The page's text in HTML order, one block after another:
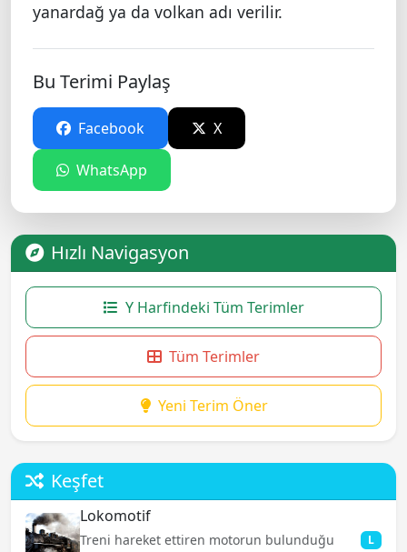
yanardağ ya da volkan adı verilir.
Bu Terimi Paylaş
Facebook X
WhatsApp
Hızlı Navigasyon
Y Harfindeki Tüm Terimler
Tüm Terimler
Yeni Terim Öner
Keşfet
Lokomotif
Treni hareket ettiren motorun bulunduğu
L